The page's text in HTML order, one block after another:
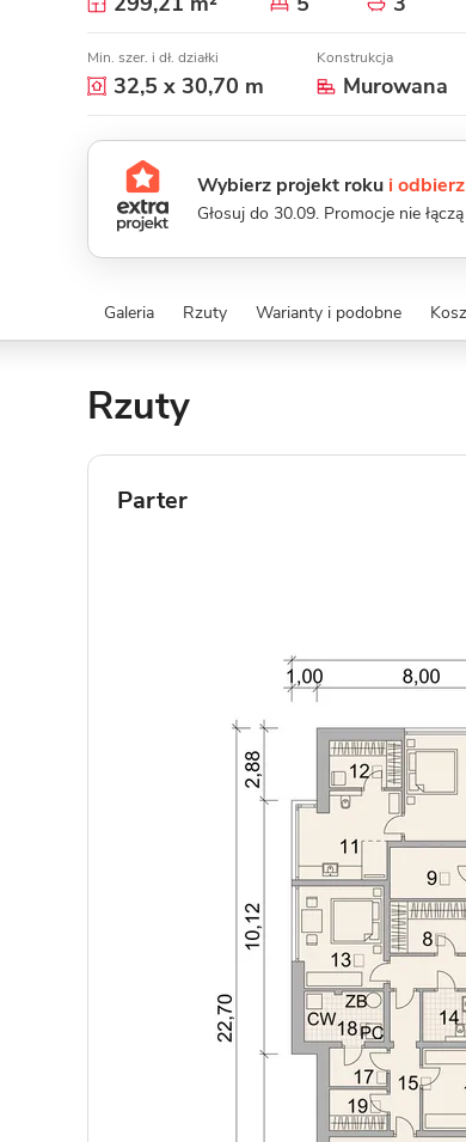
Min. szer. i dł. działki
32,5 x 30,70 m
Konstrukcja
Murowana
Wybierz projekt roku i
Głosuj do 30.09. Promocje nie
Galeria Rzuty Warianty i podobne
Rzuty
Parter